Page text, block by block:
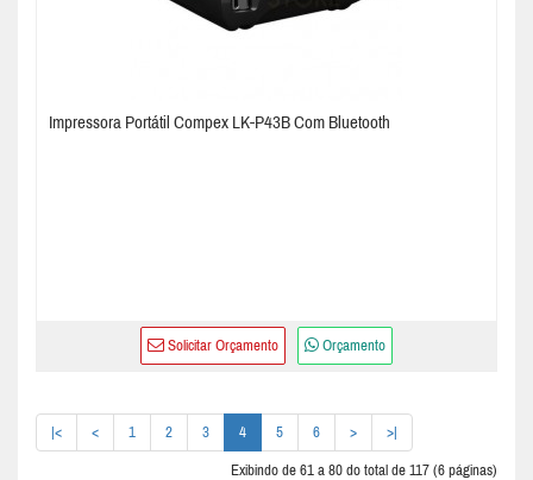
Impressora Portátil Compex LK-P43B Com Bluetooth
Solicitar Orçamento Orçamento
|< < 1 2 3 4 5 6 > >|
Exibindo de 61 a 80 do total de 117 (6 páginas)